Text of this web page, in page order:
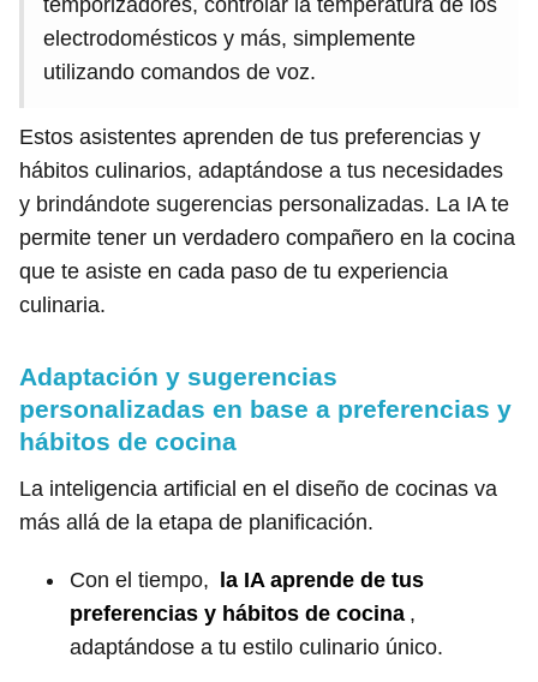
temporizadores, controlar la temperatura de los
electrodomésticos y más, simplemente
utilizando comandos de voz.
Estos asistentes aprenden de tus preferencias y
hábitos culinarios, adaptándose a tus necesidades
y brindándote sugerencias personalizadas. La IA te
permite tener un verdadero compañero en la cocina
que te asiste en cada paso de tu experiencia
culinaria.
Adaptación y sugerencias
personalizadas en base a preferencias y
hábitos de cocina
La inteligencia artificial en el diseño de cocinas va
más allá de la etapa de planificación.
Con el tiempo,
la IA aprende de tus
preferencias y hábitos de cocina ,
adaptándose a tu estilo culinario único.